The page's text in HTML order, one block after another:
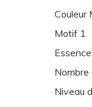
Couleur
Motif 1
Niveau